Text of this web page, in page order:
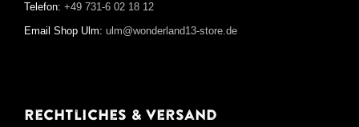
Telefon: +49 731-6 02 18 12
Email Shop Ulm: ulm@wonderland13-store.de
Rechtliches & Versand